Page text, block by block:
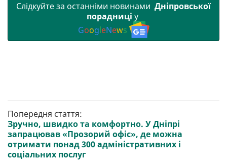
Слідкуйте за останніми новинами Дніпровської
порадниці у
GoogleNews
Попередня стаття:
Зручно, швидко та комфортно. У Дніпрі
запрацював «Прозорий офіс», де можна
отримати понад 300 адміністративних і
соціальних послуг